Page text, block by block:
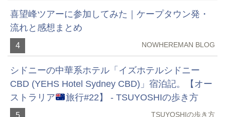
喜望峰ツアーに参加してみた｜ケープタウン発・
流れと感想まとめ
4 NOWHEREMAN BLOG
シドニーの中華系ホテル「イズホテルシドニー
CBD (YEHS Hotel Sydney CBD)」宿泊記。【オー
ストラリア
旅行#22】 - TSUYOSHIの歩き方
TSUYOSHIの歩き方